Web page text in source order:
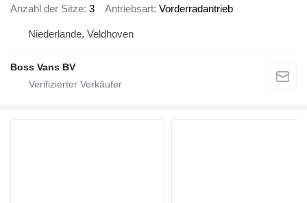
Anzahl der Sitze 3 Antriebsart Vorderradantrieb
Niederlande, Veldhoven
Boss Vans BV